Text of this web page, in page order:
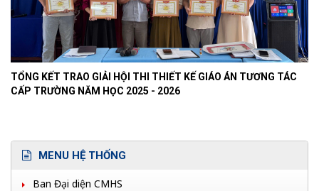
TỔNG KẾT TRAO GIẢI HỘI THI THIẾT KẾ GIÁO ÁN TƯƠNG TÁC
CẤP TRƯỜNG NĂM HỌC 2025 - 2026
MENU HỆ THỐNG
Ban Đại diện CMHS